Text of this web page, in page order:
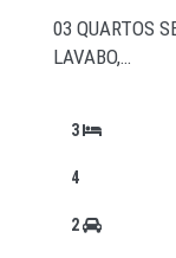
03 QUARTOS
LAVABO,…
3
4
2